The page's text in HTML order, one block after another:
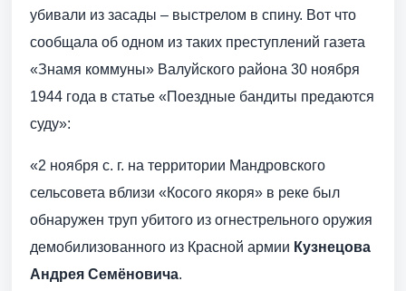
убивали из засады – выстрелом в спину. Вот что
сообщала об одном из таких преступлений газета
«Знамя коммуны» Валуйского района 30 ноября
1944 года в статье «Поездные бандиты предаются
суду»:
«2 ноября с. г. на территории Мандровского
сельсовета вблизи «Косого якоря» в реке был
обнаружен труп убитого из огнестрельного оружия
демобилизованного из Красной армии Кузнецова
Андрея Семёновича.